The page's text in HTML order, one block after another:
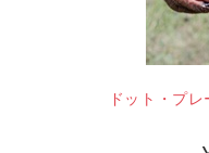
ドット・プ